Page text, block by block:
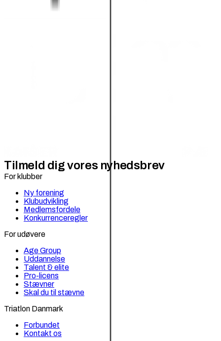
Tilmeld dig vores nyhedsbrev
For klubber
Ny forening
Klubudvikling
Medlemsfordele
Konkurrenceregler
For udøvere
Age Group
Uddannelse
Talent & elite
Pro-licens
Stævner
Skal du til stævne
Triatlon Danmark
Forbundet
Kontakt os